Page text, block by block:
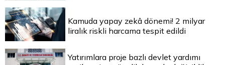
Kamuda yapay zekâ dönemi! 2 milyar
liralık riskli harcama tespit edildi
Yatırımlara proje bazlı devlet yardımı